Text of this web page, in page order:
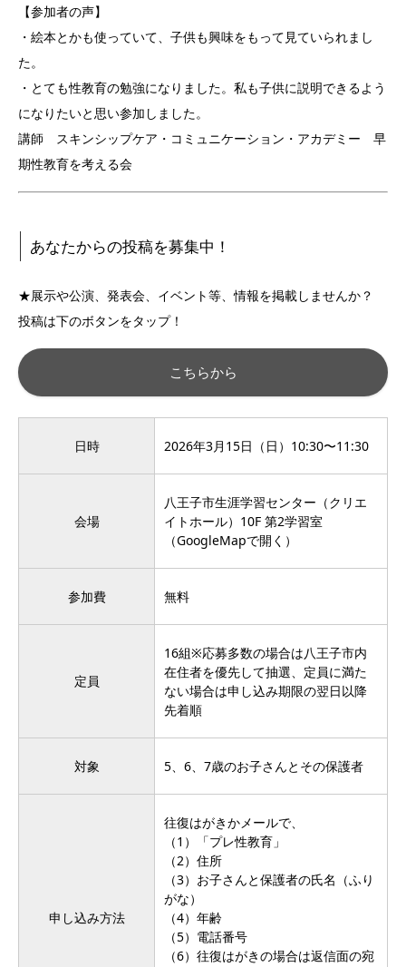
【参加者の声】
・絵本とかも使っていて、子供も興味をもって見ていられまし
た。
・とても性教育の勉強になりました。私も子供に説明できるよう
になりたいと思い参加しました。
講師 スキンシップケア・コミュニケーション・アカデミー 早
期性教育を考える会
あなたからの投稿を募集中！
★展示や公演、発表会、イベント等、情報を掲載しませんか？
投稿は下のボタンをタップ！
こちらから
日時 2026年3月15日（日）10:30〜11:30
会場
八王子市生涯学習センター（クリエ
イトホール）10F 第2学習室
（GoogleMapで開く ）
参加費 無料
定員
16組※応募多数の場合は八王子市内
在住者を優先して抽選、定員に満た
ない場合は申し込み期限の翌日以降
先着順
対象 5、6、7歳のお子さんとその保護者
申し込み方法
往復はがきかメールで、
（1）「プレ性教育」
（2）住所
（3）お子さんと保護者の氏名（ふり
がな）
（4）年齢
（5）電話番号
（6）往復はがきの場合は返信面の宛